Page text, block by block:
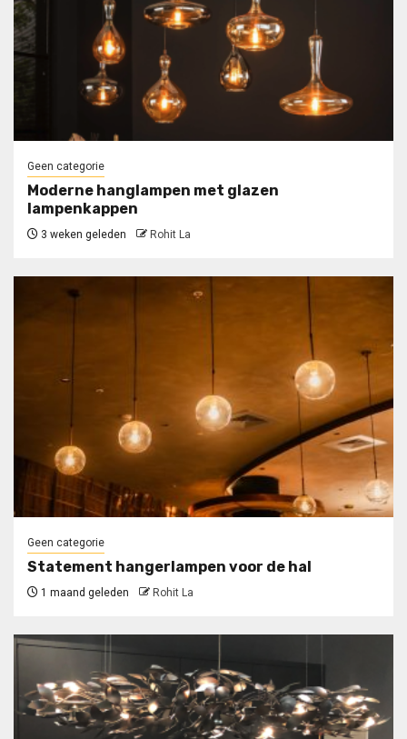
Geen categorie
Moderne hanglampen met glazen
lampenkappen
3 weken geleden Rohit La
Geen categorie
Statement hangerlampen voor de hal
1 maand geleden Rohit La